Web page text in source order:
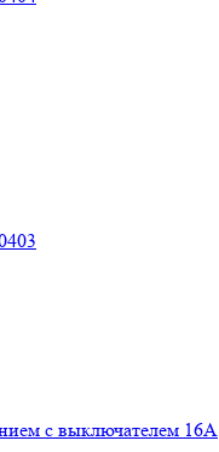
с выключателем 16А